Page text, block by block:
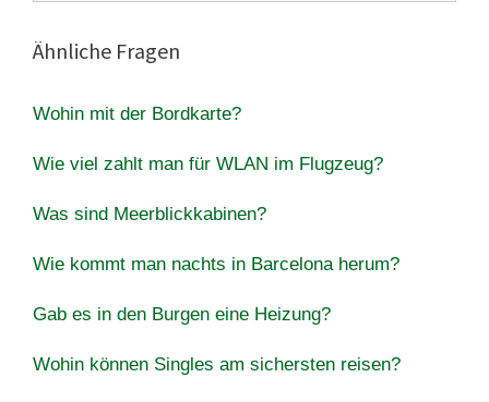
Ähnliche Fragen
Wohin mit der Bordkarte?
Wie viel zahlt man für WLAN im Flugzeug?
Was sind Meerblickkabinen?
Wie kommt man nachts in Barcelona herum?
Gab es in den Burgen eine Heizung?
Wohin können Singles am sichersten reisen?